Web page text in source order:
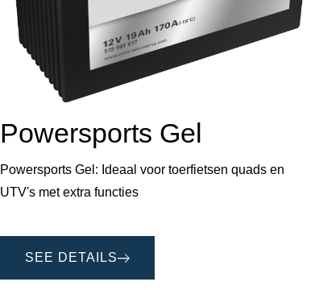
Powersports Gel
Powersports Gel: Ideaal voor toerfietsen quads en
UTV's met extra functies
SEE DETAILS